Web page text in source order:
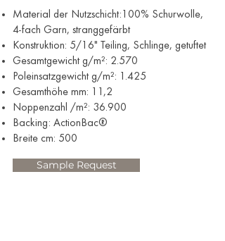
Material der Nutzschicht:100% Schurwolle,
4-fach Garn, stranggefärbt
Konstruktion: 5/16" Teiling, Schlinge, getuftet
Gesamtgewicht g/m²: 2.570
Poleinsatzgewicht g/m²: 1.425
Gesamthöhe mm: 11,2
Noppenzahl /m²: 36.900
Backing: ActionBac®
Breite cm: 500
Sample Request